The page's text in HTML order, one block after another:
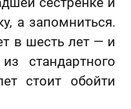
а запомниться.
в шесть лет — и
стандартного
стоит обойти